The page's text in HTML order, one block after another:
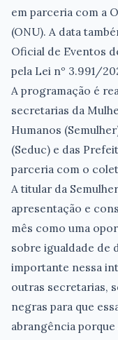
em parceria com a
(ONU). A data
Oficial de Eventos
pela Lei nº 3.991/
A programação é
secretarias da
Humanos
(Seduc) e das
parceria com o
A titular da
apresentação e
mês como uma
sobre igualdade de
importante nessa
outras secretarias,
negras para que
abrangência porque